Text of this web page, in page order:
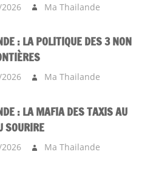
Ma Thailande
: LA POLITIQUE DES 3 NON
Ma Thailande
: LA MAFIA DES TAXIS AU
SOURIRE
Ma Thailande